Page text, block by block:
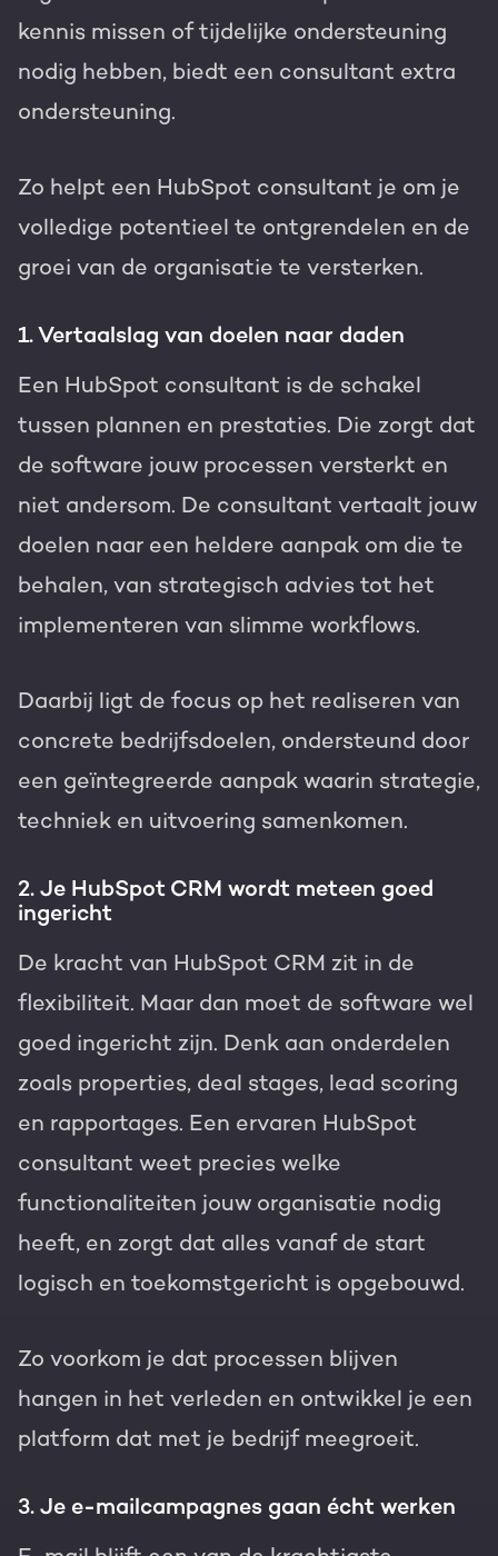
kennis missen of tijdelijke ondersteuning
nodig hebben, biedt een consultant extra
ondersteuning.
Zo helpt een HubSpot consultant je om je
volledige potentieel te ontgrendelen en de
groei van de organisatie te versterken.
1. Vertaalslag van doelen naar daden
Een HubSpot consultant is de schakel
tussen plannen en prestaties. Die zorgt dat
de software jouw processen versterkt en
niet andersom. De consultant vertaalt jouw
doelen naar een heldere aanpak om die te
behalen, van strategisch advies tot het
implementeren van slimme workflows.
Daarbij ligt de focus op het realiseren van
concrete bedrijfsdoelen, ondersteund door
een geïntegreerde aanpak waarin strategie,
techniek en uitvoering samenkomen.
2. Je HubSpot CRM wordt meteen goed
ingericht
De kracht van HubSpot CRM zit in de
flexibiliteit. Maar dan moet de software wel
goed ingericht zijn. Denk aan onderdelen
zoals properties, deal stages, lead scoring
en rapportages. Een ervaren HubSpot
consultant weet precies welke
functionaliteiten jouw organisatie nodig
heeft, en zorgt dat alles vanaf de start
logisch en toekomstgericht is opgebouwd.
Zo voorkom je dat processen blijven
hangen in het verleden en ontwikkel je een
platform dat met je bedrijf meegroeit.
3. Je e-mailcampagnes gaan écht werken